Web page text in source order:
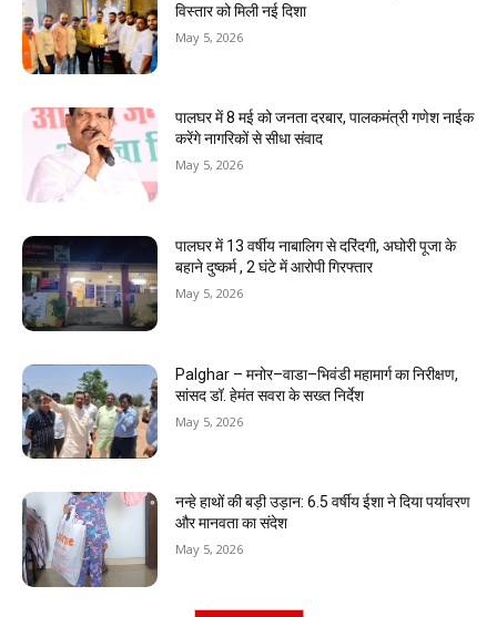
विस्तार को मिली नई दिशा
May 5, 2026
पालघर में 8 मई को जनता दरबार, पालकमंत्री गणेश नाईक
करेंगे नागरिकों से सीधा संवाद
May 5, 2026
पालघर में 13 वर्षीय नाबालिग से दरिंदगी, अघोरी पूजा के
बहाने दुष्कर्म , 2 घंटे में आरोपी गिरफ्तार
May 5, 2026
Palghar – मनोर–वाडा–भिवंडी महामार्ग का निरीक्षण,
सांसद डॉ. हेमंत सवरा के सख्त निर्देश
May 5, 2026
नन्हे हाथों की बड़ी उड़ान: 6.5 वर्षीय ईशा ने दिया पर्यावरण
और मानवता का संदेश
May 5, 2026